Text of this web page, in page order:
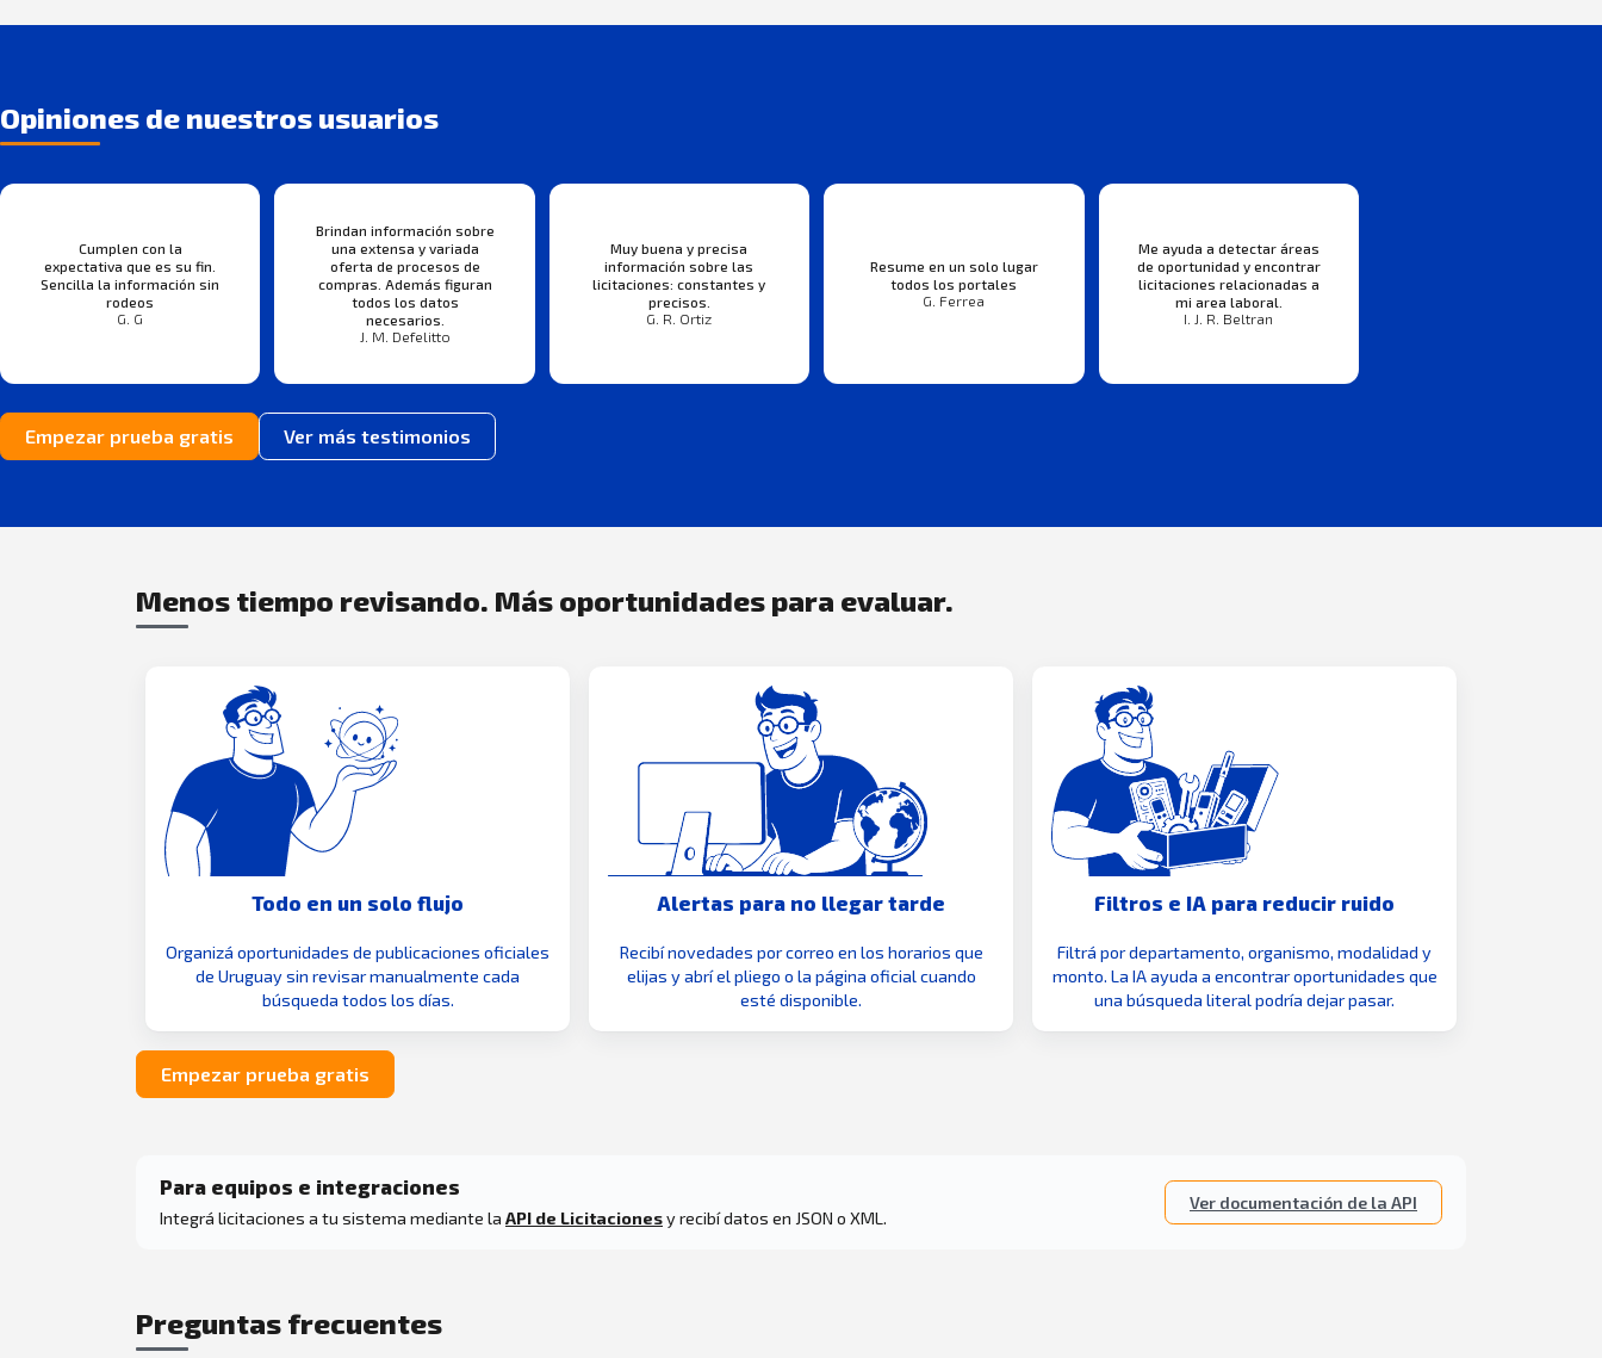
Opiniones de nuestros usuarios
Cumplen con la
expectativa que es su fin.
Sencilla la información sin
rodeos
G. G
Brindan información sobre
una extensa y variada
oferta de procesos de
compras. Además figuran
todos los datos
necesarios.
J. M. Defelitto
Muy buena y precisa
información sobre las
licitaciones: constantes y
precisos.
G. R. Ortiz
Resume en un solo lugar
todos los portales
G. Ferrea
Me ayuda a detectar áreas
de oportunidad y encontrar
licitaciones relacionadas a
mi area laboral.
I. J. R. Beltran
Empezar prueba gratis Ver más testimonios
Menos tiempo revisando. Más oportunidades para evaluar.
Todo en un solo flujo
Organizá oportunidades de publicaciones oficiales
de Uruguay sin revisar manualmente cada
búsqueda todos los días.
Alertas para no llegar tarde
Recibí novedades por correo en los horarios que
elijas y abrí el pliego o la página oficial cuando
esté disponible.
Filtros e IA para reducir ruido
Filtrá por departamento, organismo, modalidad y
monto. La IA ayuda a encontrar oportunidades que
una búsqueda literal podría dejar pasar.
Empezar prueba gratis
Para equipos e integraciones
Integrá licitaciones a tu sistema mediante la API de Licitacionesy recibí datos en JSON o XML.
Ver documentación de la API
Preguntas frecuentes